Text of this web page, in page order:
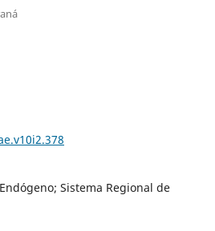
Sistema Regional de